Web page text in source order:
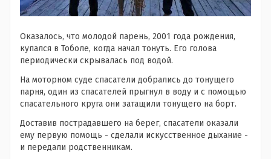
Оказалось, что молодой парень, 2001 года рождения,
купался в Тоболе, когда начал тонуть. Его голова
периодически скрывалась под водой.
На моторном суде спасатели добрались до тонущего
парня, один из спасателей прыгнул в воду и с помощью
спасательного круга они затащили тонущего на борт.
Доставив пострадавшего на берег, спасатели оказали
ему первую помощь - сделали искусственное дыхание -
и передали родственникам.